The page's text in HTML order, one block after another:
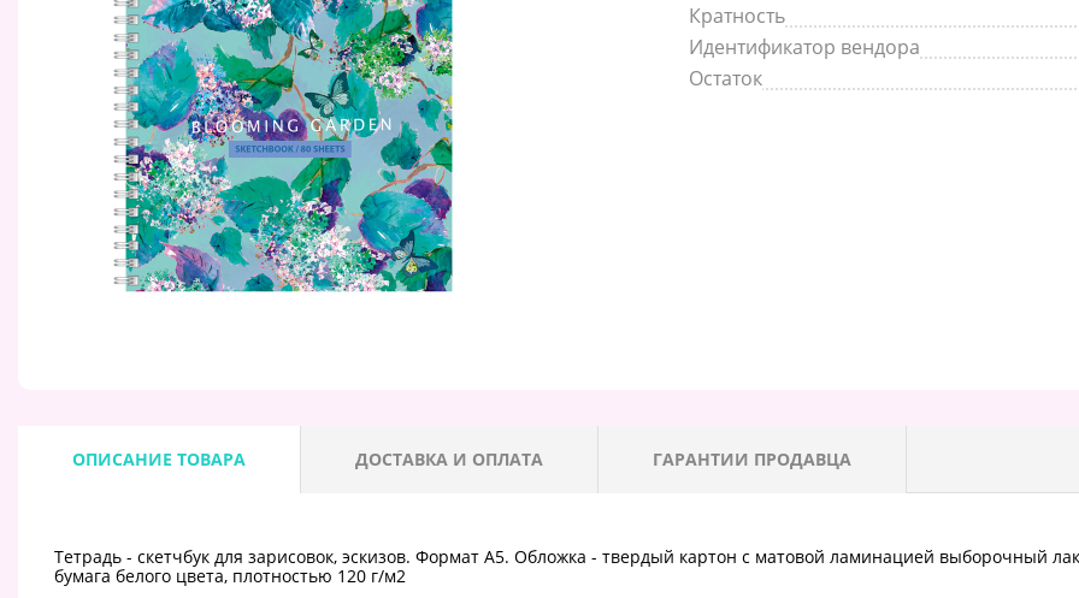
Кратность
Идентификатор вендора
Остаток
ОПИСАНИЕ ТОВАРА ДОСТАВКА И ОПЛАТА ГАРАНТИИ ПРОДАВЦА
Тетрадь - скетчбук для зарисовок, эскизов. Формат А5. Обложка - твердый картон с матовой ламинацией выборочный
бумага белого цвета, плотностью 120 г/м2